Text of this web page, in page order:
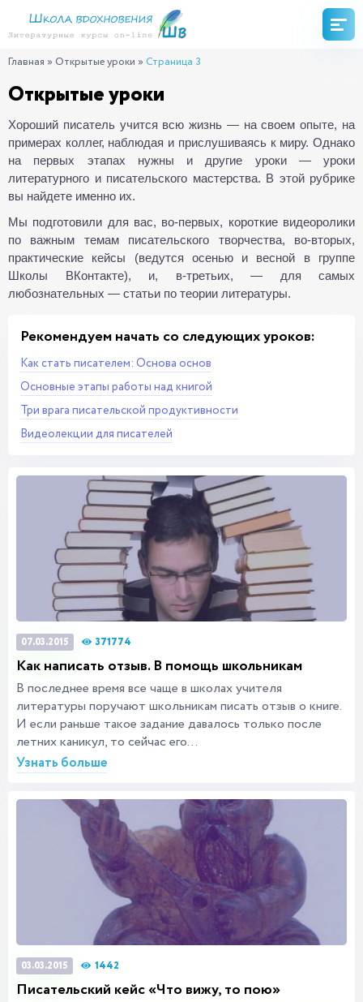
Главная » Открытые уроки » Страница 3
Открытые уроки
Хороший писатель учится всю жизнь — на своем опыте, на
примерах коллег, наблюдая и прислушиваясь к миру. Однако
на первых этапах нужны и другие уроки — уроки
литературного и писательского мастерства. В этой рубрике
вы найдете именно их.
Мы подготовили для вас, во-первых, короткие видеоролики
по важным темам писательского творчества, во-вторых,
практические кейсы (ведутся осенью и весной в группе
Школы ВКонтакте), и, в-третьих, — для самых
любознательных — статьи по теории литературы.
Рекомендуем начать со следующих уроков:
Как стать писателем: Основа основ
Основные этапы работы над книгой
Три врага писательской продуктивности
Видеолекции для писателей
07.03.2015 371774
Как написать отзыв. В помощь школьникам
В последнее время все чаще в школах учителя
литературы поручают школьникам писать отзыв о книге.
И если раньше такое задание давалось только после
летних каникул, то сейчас его...
Узнать больше
03.03.2015 1442
Писательский кейс «Что вижу, то пою»